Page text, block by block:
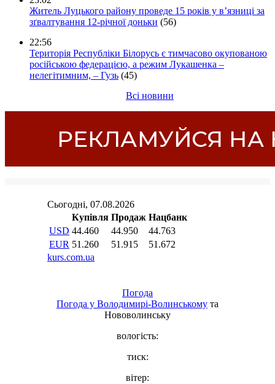
Житель Луцького району проведе 15 років у в’язниці за
зґвалтування 12-річної доньки (56)
22:56
Територія Республіки Білорусь є тимчасово окупованою
російською федерацією, а режим Лукашенка –
нелегітимним, – Гузь (45)
Всі новини
Погода
Погода у Володимирі-Волинському та
Нововолинську
вологість:
тиск:
вітер: